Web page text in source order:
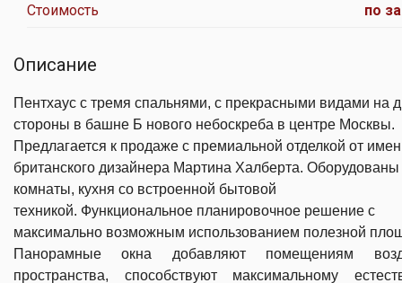
Стоимость по
Описание
Пентхаус с тремя спальнями, с прекрасными видами на
стороны в башне Б нового небоскреба в центре Москвы.
Предлагается к продаже c премиальной отделкой от
британского дизайнера Мартина Халберта. Оборудованы
комнаты, кухня со встроенной бытовой
техникой. Функциональное планировочное решение с
максимально возможным использованием полезной
Панорамные окна добавляют помещениям
пространства, способствуют максимальному